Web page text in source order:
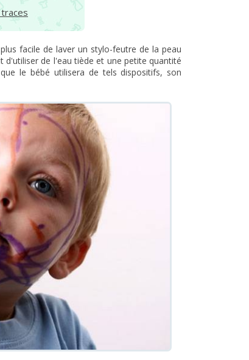
facile de laver un stylo-feutre de la peau
d'utiliser de l'eau tiède et une petite quantité
le bébé utilisera de tels dispositifs, son